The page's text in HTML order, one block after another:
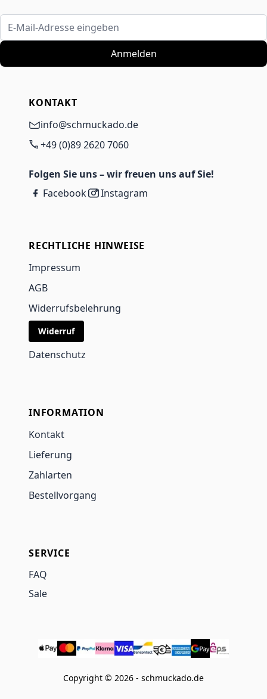
E-Mail-Adresse eingeben
Anmelden
KONTAKT
info@schmuckado.de
+49 (0)89 2620 7060
Folgen Sie uns – wir freuen uns auf Sie!
Facebook
Instagram
RECHTLICHE HINWEISE
Impressum
AGB
Widerrufsbelehrung
Widerruf
Datenschutz
INFORMATION
Kontakt
Lieferung
Zahlarten
Bestellvorgang
SERVICE
FAQ
Sale
Copyright © 2026 - schmuckado.de